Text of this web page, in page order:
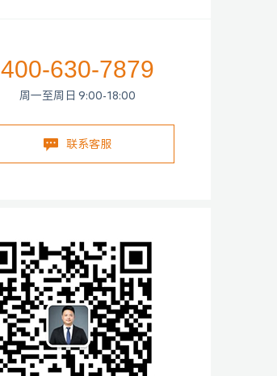
400-630-7879
周一至周日 9:00-18:00
联系客服